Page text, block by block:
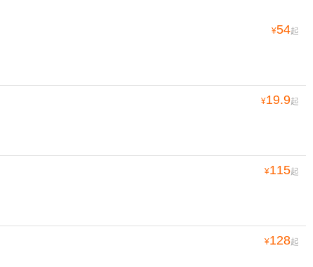
¥54起
¥19.9起
¥115起
¥128起